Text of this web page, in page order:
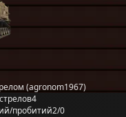
(agronom1967)
4
пробитий2/0